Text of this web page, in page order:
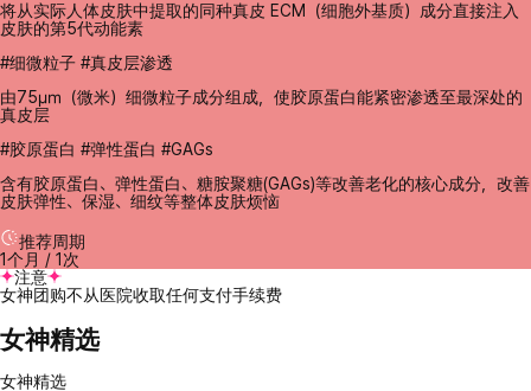
将从实际人体皮肤中提取的同种真皮 ECM（细胞外基质）成分直接注入
皮肤的第5代动能素
#细微粒子 #真皮层渗透
由75㎛（微米）细微粒子成分组成，使胶原蛋白能紧密渗透至最深处的
真皮层
#胶原蛋白 #弹性蛋白 #GAGs
含有胶原蛋白、弹性蛋白、糖胺聚糖(GAGs)等改善老化的核心成分，改善
皮肤弹性、保湿、细纹等整体皮肤烦恼
推荐周期
1个月 / 1次
注意
女神团购不从医院收取任何支付手续费
女神精选
女神精选